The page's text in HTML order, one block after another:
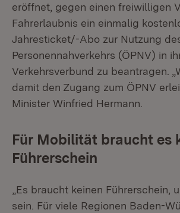
eröffnet, gegen einen freiwilligen
Fahrerlaubnis ein einmalig
Jahresticket/-Abo zur Nutzung
Personennahverkehrs (ÖPNV) in
Verkehrsverbund zu beantragen.
damit den Zugang zum ÖPNV
Minister Winfried Hermann.
Für Mobilität braucht es
Führerschein
„Es braucht keinen Führerschein,
sein. Für viele Regionen Baden-